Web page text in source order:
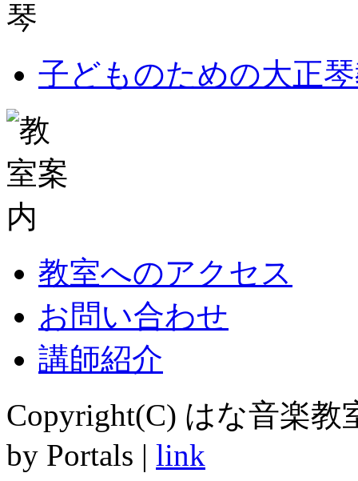
子どものための大正
教室へのアクセス
お問い合わせ
講師紹介
Copyright(C) はな音楽教
by Portals | link